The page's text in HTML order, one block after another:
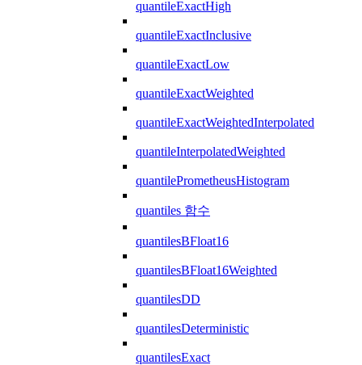
quantileExactHigh
quantileExactInclusive
quantileExactLow
quantileExactWeighted
quantileExactWeightedInterpolated
quantileInterpolatedWeighted
quantilePrometheusHistogram
quantiles 함수
quantilesBFloat16
quantilesBFloat16Weighted
quantilesDD
quantilesDeterministic
quantilesExact